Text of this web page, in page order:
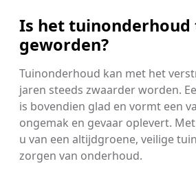
Is het tuinonderhoud
geworden?
Tuinonderhoud kan met het
jaren steeds zwaarder worden.
is bovendien glad en vormt een
ongemak en gevaar oplevert.
u van een altijdgroene, veilige
zorgen van onderhoud.